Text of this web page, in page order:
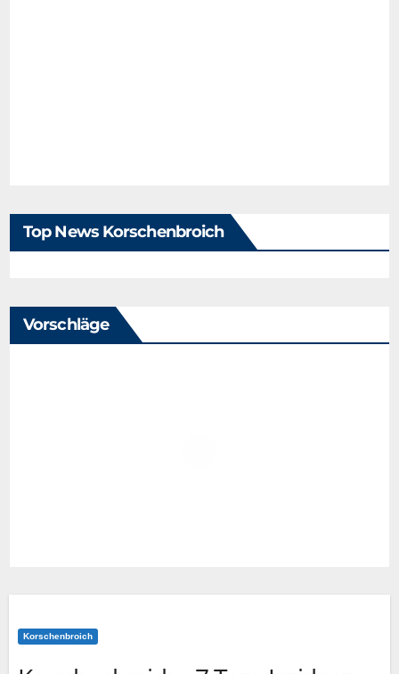
Top News Korschenbroich
Vorschläge
Korschenbroich